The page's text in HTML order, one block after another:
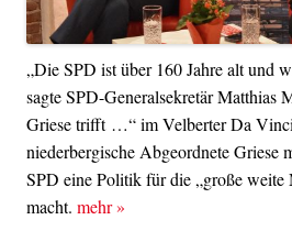
„Die SPD ist über 160 Jahre alt und
sagte SPD-Generalsekretär Matthias
Griese trifft …“ im Velberter Da
niederbergische Abgeordnete Griese
SPD eine Politik für die „große
macht. mehr»